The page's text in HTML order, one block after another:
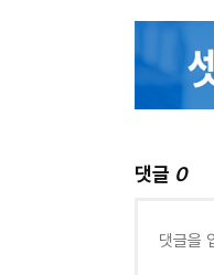
댓글 0